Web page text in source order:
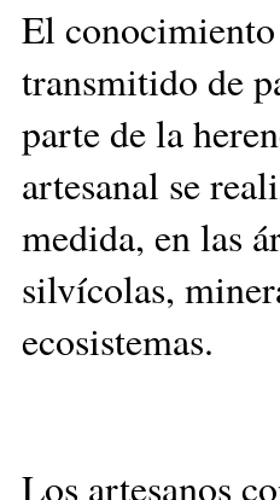
El conocimiento
transmitido de
parte de la
artesanal se
medida, en las
silvícolas,
ecosistemas.
Los artesanos